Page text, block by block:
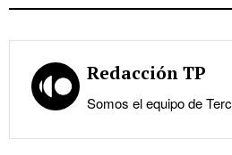
Redacción TP
Somos el equipo de